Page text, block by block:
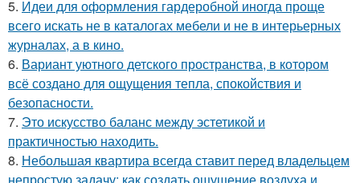
5. Идеи для оформления гардеробной иногда проще
всего искать не в каталогах мебели и не в интерьерных
журналах, а в кино.
6. Вариант уютного детского пространства, в котором
всё создано для ощущения тепла, спокойствия и
безопасности.
7. Это искусство баланс между эстетикой и
практичностью находить.
8. Небольшая квартира всегда ставит перед владельцем